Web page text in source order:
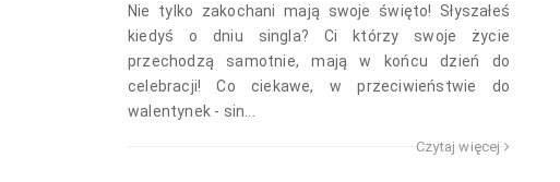
Nie tylko zakochani mają swoje święto! Słyszałeś
kiedyś o dniu singla? Ci którzy swoje życie
przechodzą samotnie, mają w końcu dzień do
celebracji! Co ciekawe, w przeciwieństwie do
walentynek - sin...
Czytaj więcej